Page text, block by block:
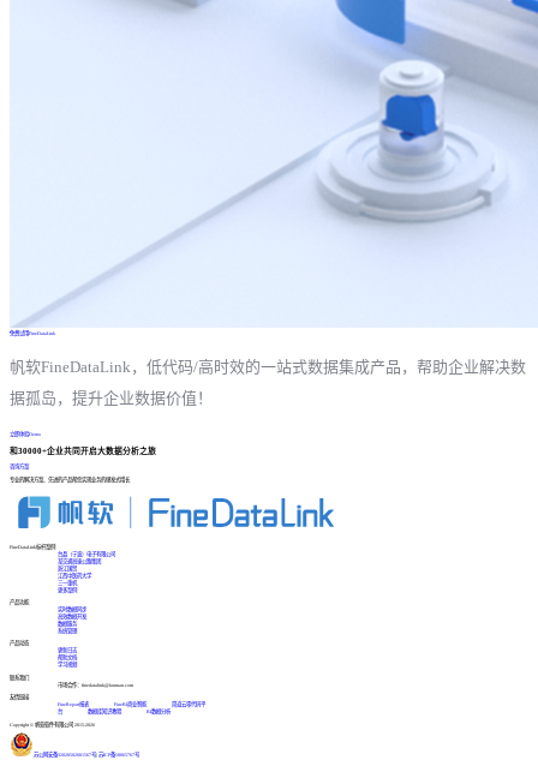
免费试用FineDataLink
帆软FineDataLink，低代码/高时效的一站式数据集成产品，帮助企业解决数
据孤岛，提升企业数据价值！
立即体验Demo
和30000+企业共同开启大数据分析之旅
咨询方案
专业的解决方案、先进的产品帮您实现业务的爆发式增长
FineDataLink标杆案例
台晶（宁波）电子有限公司
某交通高速公路集团
浙江国贸
江西中医药大学
三一重机
更多案例
产品功能
实时数据同步
高效数据开发
数据服务
系统管理
产品动态
更新日志
帮助文档
学习视频
联系我们
市场合作：finedatalink@fanruan.com
友情链接
FineReport报表
FineBI商业智能
简道云零代码平
台
数据库知识教程 BI数据分析
Copyright © 帆软软件有限公司 2015-2026
苏公网安备32020502001567号 苏ICP备18065767号